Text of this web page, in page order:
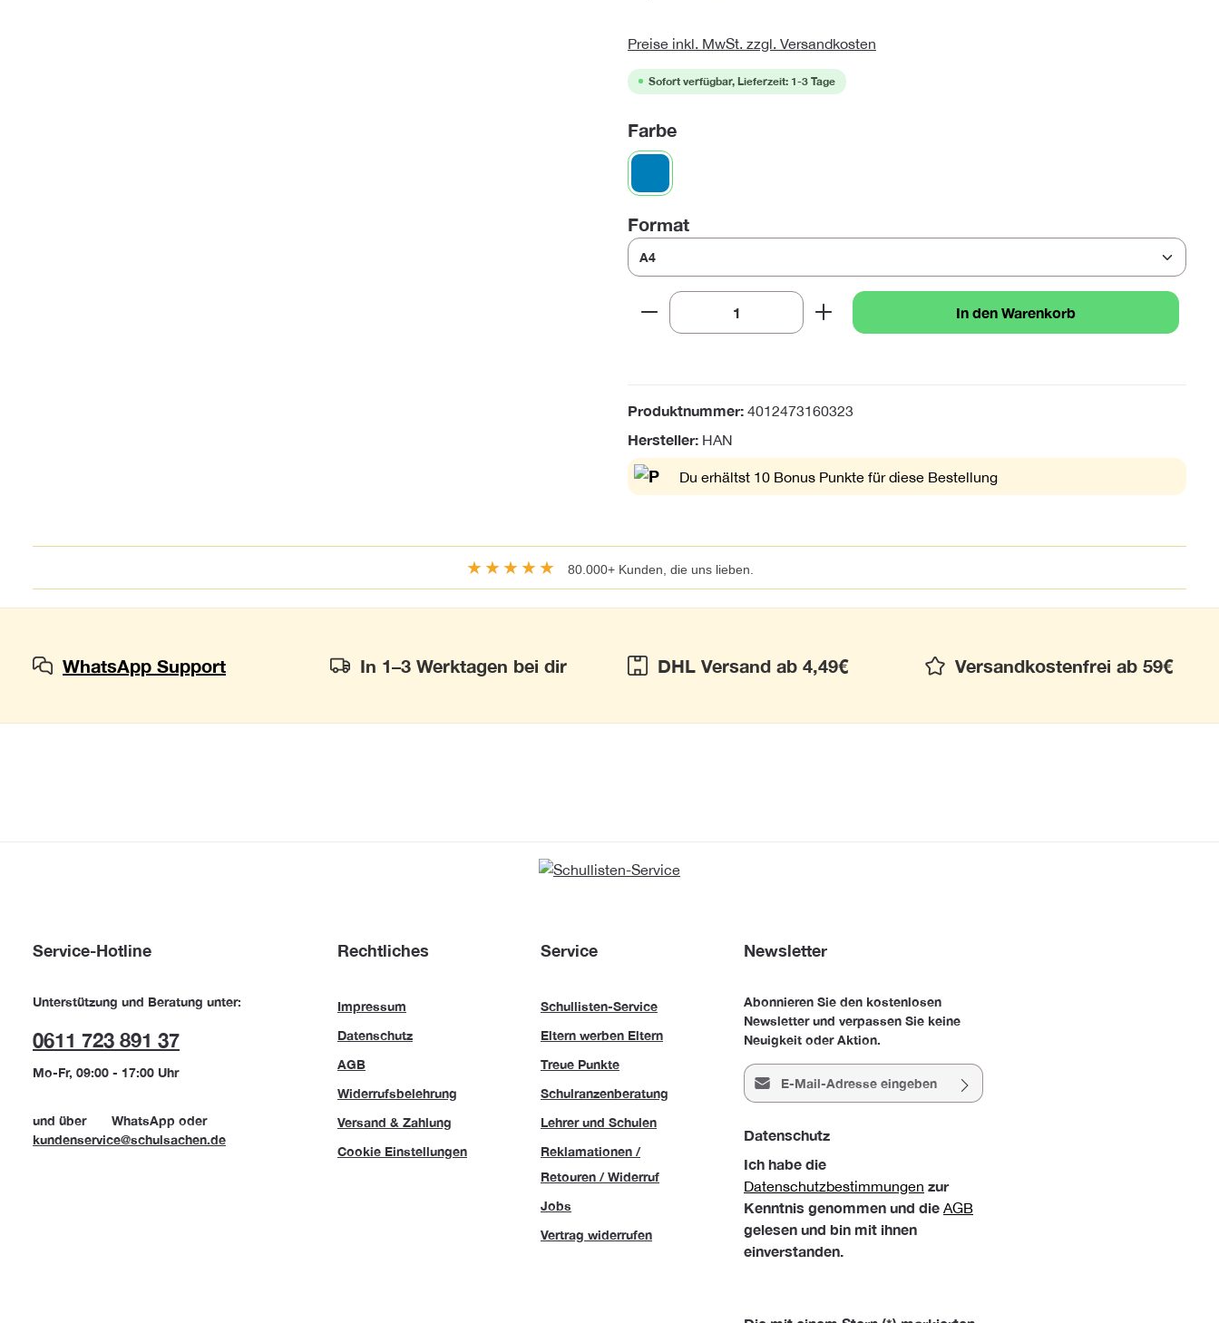
Preise inkl. MwSt. zzgl. Versandkosten
Sofort verfügbar, Lieferzeit: 1-3 Tage
Farbeauswählen
blau
Formatauswählen
Produkt Anzahl: Gib den gewünschten Wert ein oder
In den Warenkorb
Produktnummer: 4012473160323
Hersteller: HAN
Du erhältst 10 Bonus Punkte für diese Bestellung
★★★★★ 80.000+ Kunden, die uns lieben.
WhatsApp Support In 1–3 Werktagen bei dir DHL Versand ab 4,49€ Versandkostenfrei ab 59€
Service-Hotline
Unterstützung und Beratung unter:
0611 723 891 37
Mo-Fr, 09:00 - 17:00 Uhr
und über WhatsApp oder
kundenservice@schulsachen.de
Rechtliches
Impressum
Datenschutz
AGB
Widerrufsbelehrung
Versand & Zahlung
Cookie Einstellungen
Service
Schullisten-Service
Eltern werben Eltern
Treue Punkte
Schulranzenberatung
Lehrer und Schulen
Reklamationen /
Retouren / Widerruf
Jobs
Vertrag widerrufen
Newsletter
Abonnieren Sie den kostenlosen
Newsletter und verpassen Sie keine
Neuigkeit oder Aktion.
E-Mail-Adresse*
Datenschutz
Ich habe die
Datenschutzbestimmungen zur
Kenntnis genommen und die AGB
gelesen und bin mit ihnen
einverstanden.